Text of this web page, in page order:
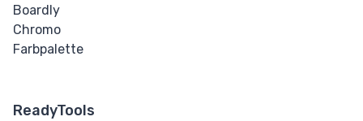
Boardly
Chromo
Farbpalette
ReadyTools